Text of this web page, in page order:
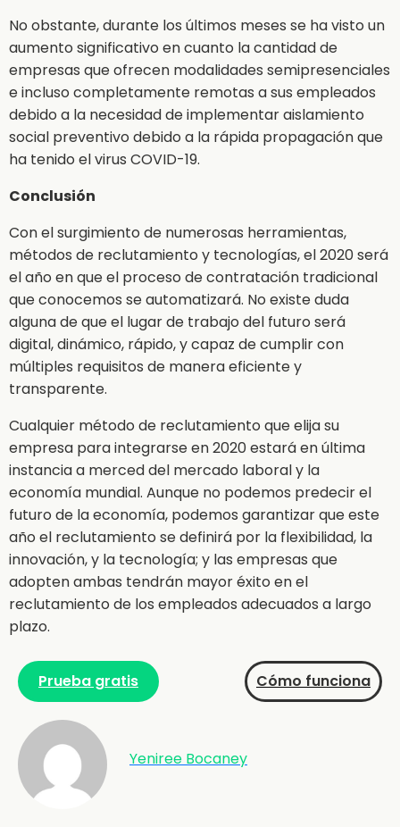
No obstante, durante los últimos meses se ha visto un
aumento significativo en cuanto la cantidad de
empresas que ofrecen modalidades semipresenciales
e incluso completamente remotas a sus empleados
debido a la necesidad de implementar aislamiento
social preventivo debido a la rápida propagación que
ha tenido el virus COVID-19.
Conclusión
Con el surgimiento de numerosas herramientas,
métodos de reclutamiento y tecnologías, el 2020 será
el año en que el proceso de contratación tradicional
que conocemos se automatizará. No existe duda
alguna de que el lugar de trabajo del futuro será
digital, dinámico, rápido, y capaz de cumplir con
múltiples requisitos de manera eficiente y
transparente.
Cualquier método de reclutamiento que elija su
empresa para integrarse en 2020 estará en última
instancia a merced del mercado laboral y la
economía mundial. Aunque no podemos predecir el
futuro de la economía, podemos garantizar que este
año el reclutamiento se definirá por la flexibilidad, la
innovación, y la tecnología; y las empresas que
adopten ambas tendrán mayor éxito en el
reclutamiento de los empleados adecuados a largo
plazo.
Prueba gratis Cómo funciona
Yeniree Bocaney